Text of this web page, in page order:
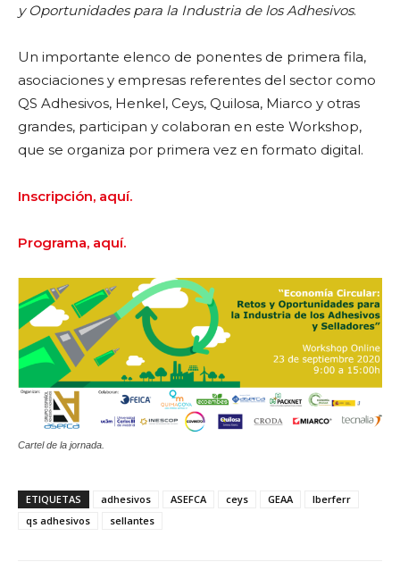
y Oportunidades para la Industria de los Adhesivos.
Un importante elenco de ponentes de primera fila,
asociaciones y empresas referentes del sector como
QS Adhesivos, Henkel, Ceys, Quilosa, Miarco y otras
grandes, participan y colaboran en este Workshop,
que se organiza por primera vez en formato digital.
Inscripción, aquí.
Programa, aquí.
Cartel de la jornada.
ETIQUETAS adhesivos ASEFCA ceys GEAA
Iberferr
qs adhesivos
sellantes